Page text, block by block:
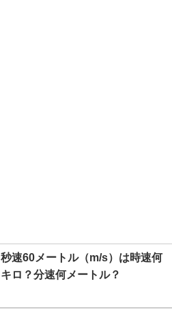
秒速60メートル（m/s）は時速何
キロ？分速何メートル？